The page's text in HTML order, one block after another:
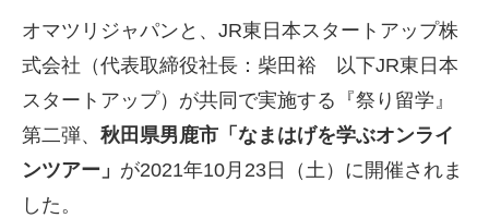
オマツリジャパンと、JR東日本スタートアップ株
式会社（代表取締役社長：柴田裕 以下JR東日本
スタートアップ）が共同で実施する『祭り留学』
第二弾、 秋田県男鹿市「なまはげを学ぶオンライ
ンツアー」 が2021年10月23日（土）に開催されま
した。